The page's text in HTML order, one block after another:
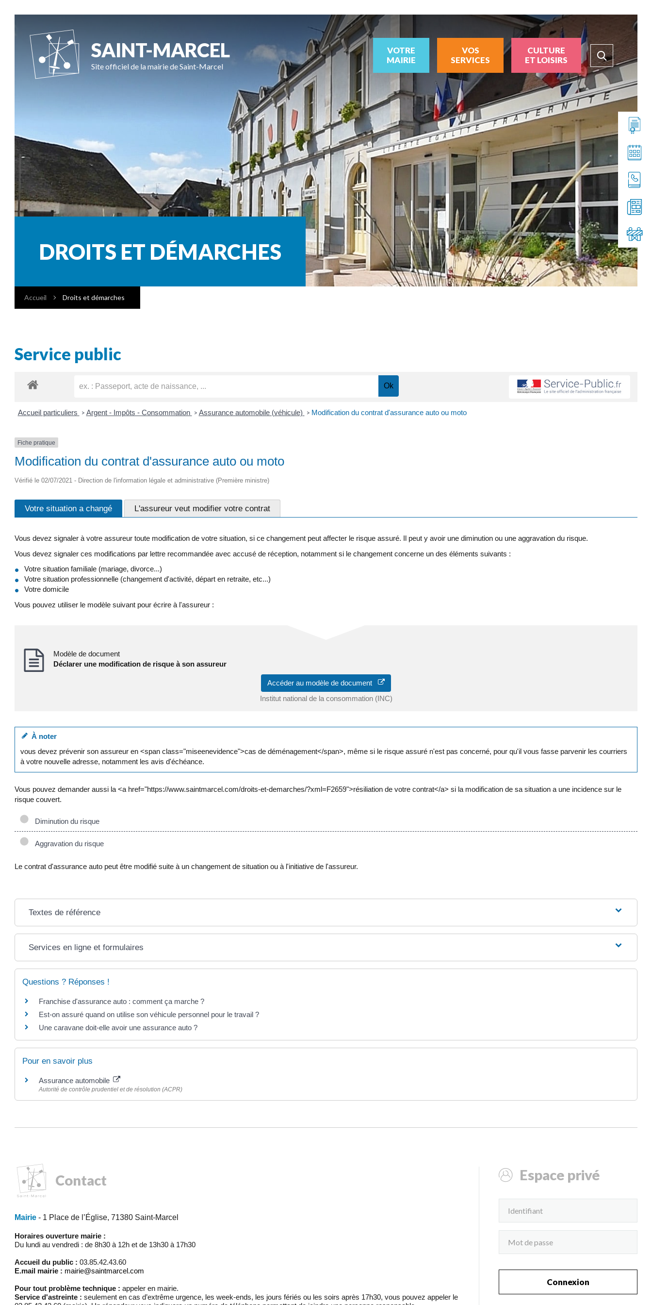
SAINT-MARCEL
Site officiel de la mairie de Saint-Marcel
VOTRE
MAIRIE
VOS
SERVICES
CULTURE
ET LOISIRS
DROITS ET DÉMARCHES
Accueil Droits et démarches
Service public
Accueil particuliers > Argent - Impôts - Consommation > Assurance automobile (véhicule) > Modification du contrat d'assurance auto ou moto
Fiche pratique
Modification du contrat d'assurance auto ou moto
Vérifié le 02/07/2021 - Direction de l'information légale et administrative (Première ministre)
Votre situation a changé L'assureur veut modifier votre contrat
Vous devez signaler à votre assureur toute modification de votre situation, si ce changement peut affecter le risque assuré. Il peut y avoir une diminution ou une aggravation du risque.
Vous devez signaler ces modifications par lettre recommandée avec accusé de réception, notamment si le changement concerne un des éléments suivants :
Votre situation familiale (mariage, divorce...)
Votre situation professionnelle (changement d'activité, départ en retraite, etc...)
Votre domicile
Vous pouvez utiliser le modèle suivant pour écrire à l'assureur :
Modèle de document
Déclarer une modification de risque à son assureur
Accéder au modèle de document
Institut national de la consommation (INC)
À noter
vous devez prévenir son assureur en <span class="miseenevidence">cas de déménagement</span>, même si le risque assuré n'est pas concerné, pour qu'il vous fasse parvenir les courriers
à votre nouvelle adresse, notamment les avis d'échéance.
Vous pouvez demander aussi la <a href="https://www.saintmarcel.com/droits-et-demarches/?xml=F2659">résiliation de votre contrat</a> si la modification de sa situation a une incidence sur le
risque couvert.
Diminution du risque
Aggravation du risque
Le contrat d'assurance auto peut être modifié suite à un changement de situation ou à l'initiative de l'assureur.
Textes de référence
Services en ligne et formulaires
Questions ? Réponses !
Franchise d'assurance auto : comment ça marche ?
Est-on assuré quand on utilise son véhicule personnel pour le travail ?
Une caravane doit-elle avoir une assurance auto ?
Pour en savoir plus
Assurance automobile
Autorité de contrôle prudentiel et de résolution (ACPR)
Contact
Mairie - 1 Place de l’Église, 71380 Saint-Marcel
Horaires ouverture mairie :
Du lundi au vendredi : de 8h30 à 12h et de 13h30 à 17h30
Accueil du public : 03.85.42.43.60
E.mail mairie : mairie@saintmarcel.com
Pour tout problème technique : appeler en mairie.
Service d'astreinte : seulement en cas d’extrême urgence, les week-ends, les jours fériés ou les soirs après 17h30, vous pouvez appeler le
Espace privé
Connexion